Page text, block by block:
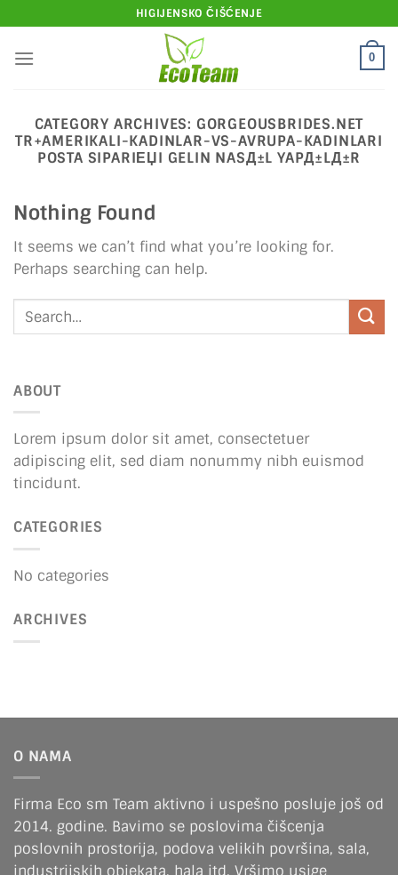
to
content
HIGIJENSKO ČIŠĆENJE
0
CATEGORY ARCHIVES: GORGEOUSBRIDES.NET
TR+AMERIKALI-KADINLAR-VS-AVRUPA-KADINLARI
POSTA SIPARIЕЏI GELIN NASД±L YAPД±LД±R
Nothing Found
It seems we can’t find what you’re looking for.
Perhaps searching can help.
ABOUT
Lorem ipsum dolor sit amet, consectetuer
adipiscing elit, sed diam nonummy nibh euismod
tincidunt.
CATEGORIES
No categories
ARCHIVES
O NAMA
Firma Eco sm Team aktivno i uspešno posluje još od
2014. godine. Bavimo se poslovima čišcenja
poslovnih prostorija, podova velikih površina, sala,
industrijskih objekata, hala itd. Vršimo usige